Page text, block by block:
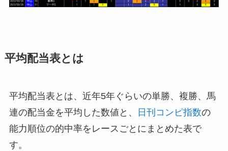
平均配当表とは
平均配当表とは、近年5年ぐらいの単勝、複勝、馬
連の配当金を平均した数値と、
日刊コンピ指数の
能力順位の的中率をレースごとにまとめた表で
す。